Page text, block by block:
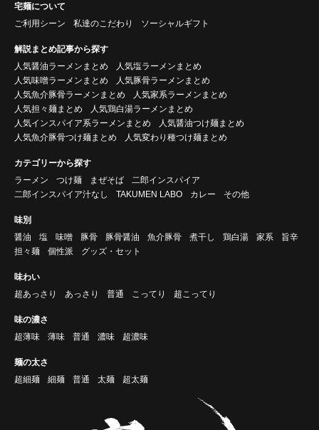
宅麺について
ご利用シーン
私達のこだわり ソーシャルギフト
解説まとめ記事から探す
人気醤油ラーメンまとめ
人気塩ラーメンまとめ
人気味噌ラーメンまとめ
人気豚骨ラーメンまとめ
人気魚介豚骨ラーメンまとめ
人気家系ラーメンまとめ
人気担々麺まとめ
人気鶏白湯ラーメンまとめ
人気インスパイア系ラーメンまとめ
人気醤油つけ麺まとめ
人気魚介豚骨つけ麺まとめ
人気変わり種つけ麺まとめ
カテゴリーから探す
ラーメン
つけ麺 まぜそば
二郎インスパイア
二郎インスパイア汁なし
TAKUMEN LABO カレー その他
味別
醤油
塩 味噌 豚骨 豚骨醤油 魚介豚骨 煮干し 鶏白湯 家系
旨辛
担々麺
個性派 グッズ・セット
味わい
超あっさり
あっさり 普通 こってり 超こってり
味の濃さ
超薄味
薄味 普通 濃味 超濃味
麺の太さ
超細麺
細麺 普通 太麺 超太麺